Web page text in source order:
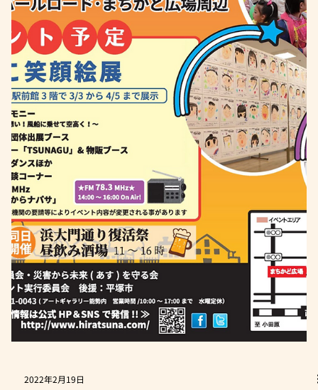
2022年3月4日
東日本大震災遺児義援金報告（～2022.3.1 まで）
【お知らせ】 今年から送金に際し、『硬貨カウント手数料』
が掛かってしまう時代になりました。 例え、募金であって
も、、、 今回分は、自身の募金とは別に、その手数料も全額
私個人で負担致します。来年以降はその手数料は募金額から
充てさせていただきますので御承知ください。 Meet...